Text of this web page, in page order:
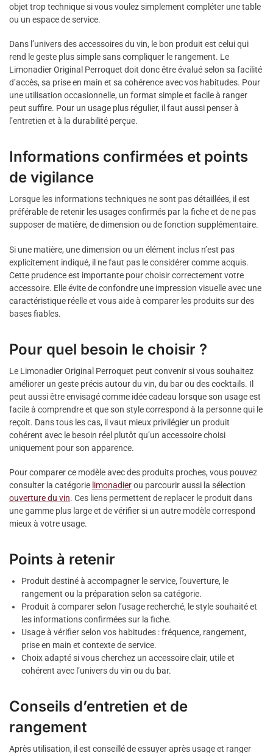
objet trop technique si vous voulez simplement compléter une table
ou un espace de service.
Dans l’univers des accessoires du vin, le bon produit est celui qui
rend le geste plus simple sans compliquer le rangement. Le
Limonadier Original Perroquet doit donc être évalué selon sa facilité
d’accès, sa prise en main et sa cohérence avec vos habitudes. Pour
une utilisation occasionnelle, un format simple et facile à ranger
peut suffire. Pour un usage plus régulier, il faut aussi penser à
l’entretien et à la durabilité perçue.
Informations confirmées et points
de vigilance
Lorsque les informations techniques ne sont pas détaillées, il est
préférable de retenir les usages confirmés par la fiche et de ne pas
supposer de matière, de dimension ou de fonction supplémentaire.
Si une matière, une dimension ou un élément inclus n’est pas
explicitement indiqué, il ne faut pas le considérer comme acquis.
Cette prudence est importante pour choisir correctement votre
accessoire. Elle évite de confondre une impression visuelle avec une
caractéristique réelle et vous aide à comparer les produits sur des
bases fiables.
Pour quel besoin le choisir ?
Le Limonadier Original Perroquet peut convenir si vous souhaitez
améliorer un geste précis autour du vin, du bar ou des cocktails. Il
peut aussi être envisagé comme idée cadeau lorsque son usage est
facile à comprendre et que son style correspond à la personne qui le
reçoit. Dans tous les cas, il vaut mieux privilégier un produit
cohérent avec le besoin réel plutôt qu’un accessoire choisi
uniquement pour son apparence.
Pour comparer ce modèle avec des produits proches, vous pouvez
consulter la catégorie limonadierou parcourir aussi la sélection
ouverture du vin. Ces liens permettent de replacer le produit dans
une gamme plus large et de vérifier si un autre modèle correspond
mieux à votre usage.
Points à retenir
Produit destiné à accompagner le service, l’ouverture, le
rangement ou la préparation selon sa catégorie.
Produit à comparer selon l’usage recherché, le style souhaité et
les informations confirmées sur la fiche.
Usage à vérifier selon vos habitudes : fréquence, rangement,
prise en main et contexte de service.
Choix adapté si vous cherchez un accessoire clair, utile et
cohérent avec l’univers du vin ou du bar.
Conseils d’entretien et de
rangement
Après utilisation, il est conseillé de essuyer après usage et ranger